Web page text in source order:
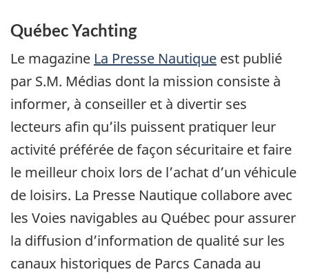
Québec Yachting
Le magazine La Presse Nautique est publié
par S.M. Médias dont la mission consiste à
informer, à conseiller et à divertir ses
lecteurs afin qu’ils puissent pratiquer leur
activité préférée de façon sécuritaire et faire
le meilleur choix lors de l’achat d’un véhicule
de loisirs. La Presse Nautique collabore avec
les Voies navigables au Québec pour assurer
la diffusion d’information de qualité sur les
canaux historiques de Parcs Canada au